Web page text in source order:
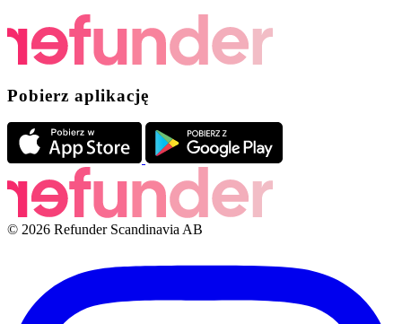
Pobierz aplikację
© 2026 Refunder Scandinavia AB